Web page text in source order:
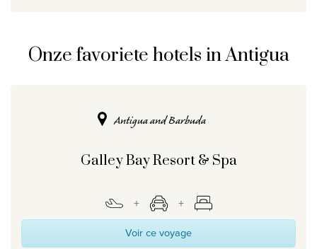
Onze favoriete hotels in Antigua
Antigua and Barbuda
Galley Bay Resort & Spa
Voir ce voyage